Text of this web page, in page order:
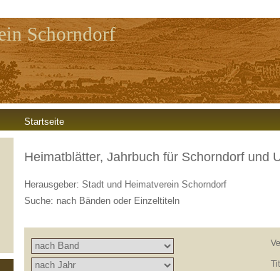
Schorndorf
Startseite
Heimatblätter, Jahrbuch für Schorndorf und
Herausgeber: Stadt und Heimatverein Schorndorf
Suche: nach Bänden oder Einzeltiteln